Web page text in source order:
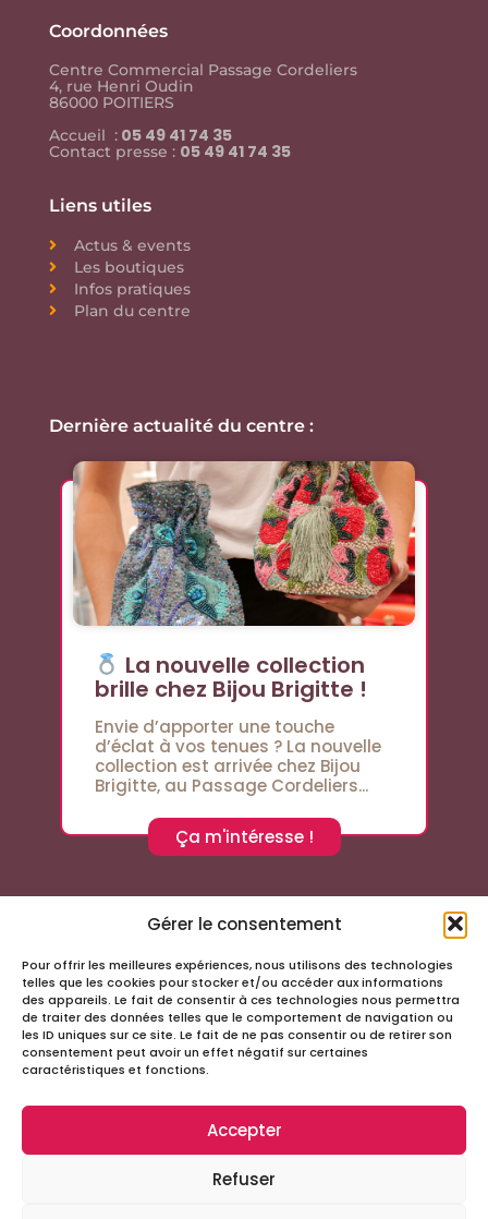
Gérer le consentement
Pour offrir les meilleures expériences, nous utilisons des technologies
telles que les cookies pour stocker et/ou accéder aux informations
des appareils. Le fait de consentir à ces technologies nous permettra
de traiter des données telles que le comportement de navigation ou
les ID uniques sur ce site. Le fait de ne pas consentir ou de retirer son
consentement peut avoir un effet négatif sur certaines
caractéristiques et fonctions.
Accepter
Refuser
Coordonnées
Centre Commercial Passage Cordeliers
4, rue Henri Oudin
86000 POITIERS
Accueil : 05 49 41 74 35
Contact presse : 05 49 41 74 35
Liens utiles
Actus & events
Les boutiques
Infos pratiques
Plan du centre
Dernière actualité du centre :
La nouvelle collection
brille chez Bijou Brigitte !
Envie d’apporter une touche
d’éclat à vos tenues ? La nouvelle
collection est arrivée chez Bijou
Brigitte, au Passage Cordeliers...
Ça m'intéresse !
Suivez-nous sur les réseaux sociaux
Infos